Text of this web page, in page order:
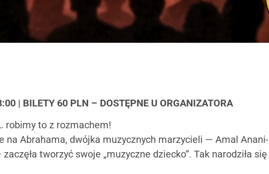
| BILETY 60 PLN – DOSTĘPNE U ORGANIZATORA
robimy to z rozmachem!
na Abrahama, dwójka muzycznych marzycieli — Amal Anani-
tworzyć swoje „muzyczne dziecko”. Tak narodziła się